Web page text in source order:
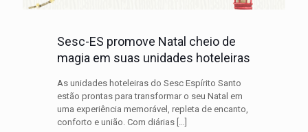
Sesc-ES promove Natal cheio de
magia em suas unidades hoteleiras
As unidades hoteleiras do Sesc Espírito Santo
estão prontas para transformar o seu Natal em
uma experiência memorável, repleta de encanto,
conforto e união. Com diárias